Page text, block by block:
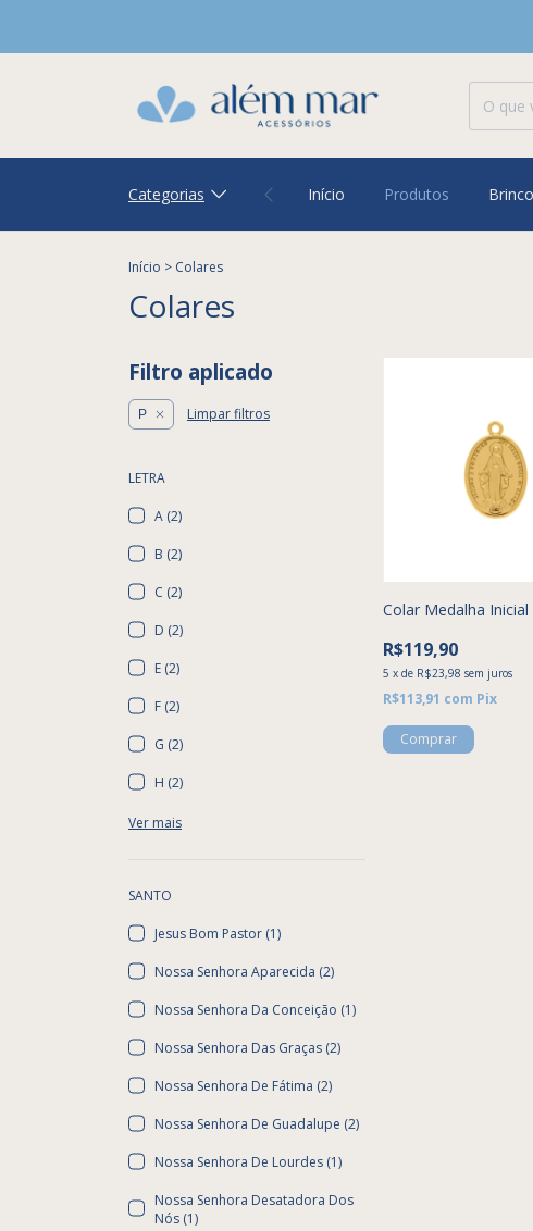
Categorias Início Produtos
Início > Colares
Colares
Filtro aplicado
P Limpar filtros
LETRA
A (2)
B (2)
C (2)
D (2)
E (2)
F (2)
G (2)
H (2)
Ver mais
SANTO
Jesus Bom Pastor (1)
Nossa Senhora Aparecida (2)
Nossa Senhora Da Conceição (1)
Nossa Senhora Das Graças (2)
Nossa Senhora De Fátima (2)
Nossa Senhora De Guadalupe (2)
Nossa Senhora De Lourdes (1)
Nossa Senhora Desatadora Dos
Nós (1)
Colar Medalha
R$119,90
5 xde R$23,98 sem juros
R$113,91 com Pix
Comprar